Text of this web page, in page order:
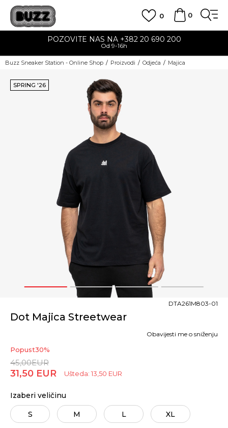
0
0
POZOVITE NAS NA +382 20 690 200
Od 9-16h
Buzz Sneaker Station - Online Shop Proizvodi Odjeća Majica
1 2 3 4
SPRING '26
Dot Majica Streetwear
DTA261M803-01
Popust30%
45,00EUR
31,50 EUR Ušteda: 13,50 EUR
Obavijesti me o sniženju
Izaberi veličinu
S M L XL